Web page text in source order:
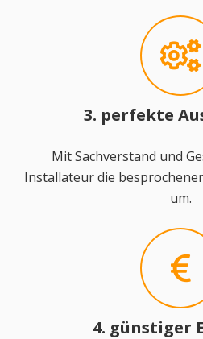
3. perfekte
Mit Sachverstand und
Installateur die
um.
4. günstiger